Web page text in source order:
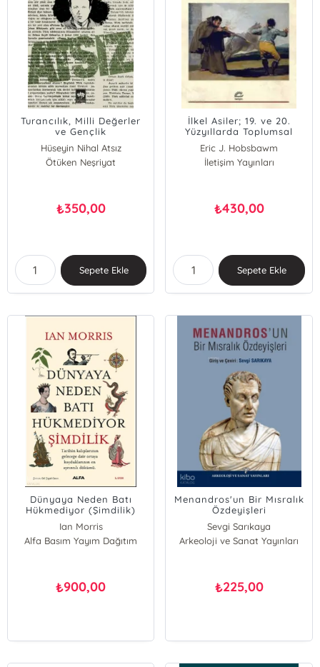
Turancılık, Milli Değerler
ve Gençlik
Hüseyin Nihal Atsız
Ötüken Neşriyat
₺350,00
Sepete Ekle
İlkel Asiler; 19. ve 20.
Yüzyıllarda Toplumsal
Hareketin Arkaik Biçimleri
Üzerine İncelemeler
Eric J. Hobsbawm
İletişim Yayınları
₺430,00
Sepete Ekle
Dünyaya Neden Batı
Hükmediyor (Şimdilik)
Ian Morris
Alfa Basım Yayım Dağıtım
₺900,00
Menandros'un Bir Mısralık
Özdeyişleri
Sevgi Sarıkaya
Arkeoloji ve Sanat Yayınları
₺225,00